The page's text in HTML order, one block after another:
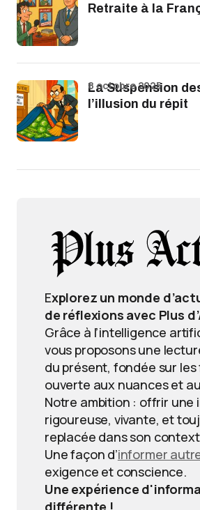
Retraite à la
La Suspension
l’illusion du répit
8 octobre 2025
Explorez un monde
de réflexions avec Plus
Grâce à l’intelligence
vous proposons une
du présent, fondée sur
ouverte aux nuances et
Notre ambition : offrir une
rigoureuse, vivante, et
replacée dans son
Une façon d’informer
exigence et conscience.
Une expérience
différente !